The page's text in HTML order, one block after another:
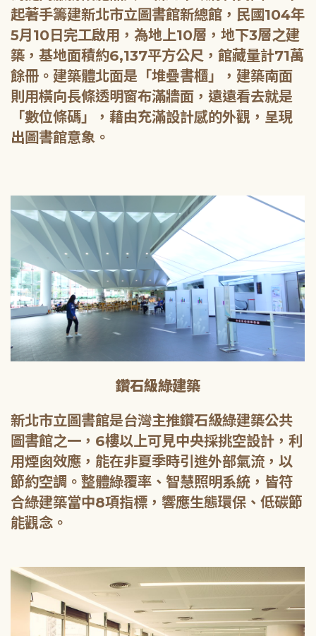
起著手籌建新北市立圖書館新總館，民國104年
5月10日完工啟用，為地上10層，地下3層之建
築，基地面積約6,137平方公尺，館藏量計71萬
餘冊。建築體北面是「堆疊書櫃」，建築南面
則用橫向長條透明窗布滿牆面，遠遠看去就是
「數位條碼」，藉由充滿設計感的外觀，呈現
出圖書館意象。
鑽石級綠建築
新北市立圖書館是台灣主推鑽石級綠建築公共
圖書館之一，6樓以上可見中央採挑空設計，利
用煙囪效應，能在非夏季時引進外部氣流，以
節約空調。整體綠覆率、智慧照明系統，皆符
合綠建築當中8項指標，響應生態環保、低碳節
能觀念。